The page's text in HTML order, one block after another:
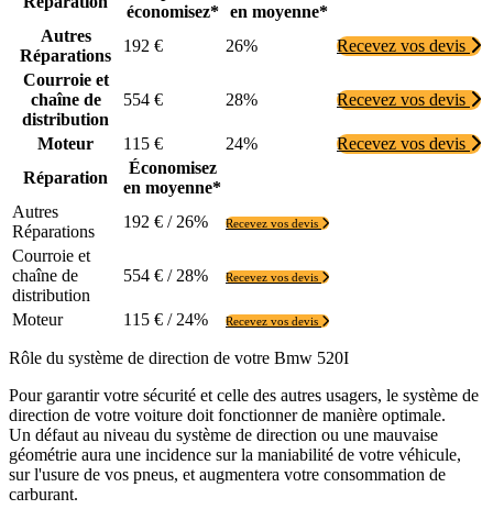
économisez*
en moyenne*
Autres
Réparations
192 € 26%
Recevez vos devis
Courroie et
chaîne de
distribution
554 € 28% Recevez vos devis
Moteur 115 € 24%
Recevez vos devis
Réparation
Économisez
en moyenne*
Autres
Réparations
192 € / 26% Recevez vos devis
Courroie et
chaîne de
distribution
554 € / 28% Recevez vos devis
Moteur 115 € / 24% Recevez vos devis
Rôle du système de direction de votre Bmw 520I
Pour garantir votre sécurité et celle des autres usagers, le système de
direction de votre voiture doit fonctionner de manière optimale.
Un défaut au niveau du système de direction ou une mauvaise
géométrie aura une incidence sur la maniabilité de votre véhicule,
sur l'usure de vos pneus, et augmentera votre consommation de
carburant.